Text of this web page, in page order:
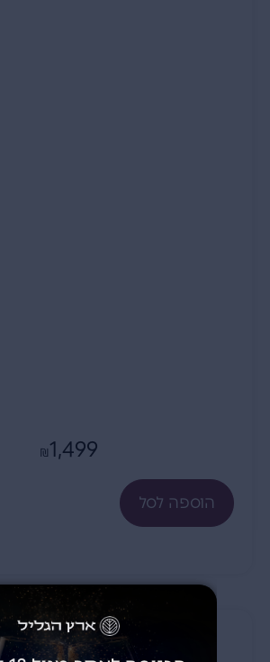
₪ 1,499
הוספה לסל
הכורמים הרי גליל – 2016